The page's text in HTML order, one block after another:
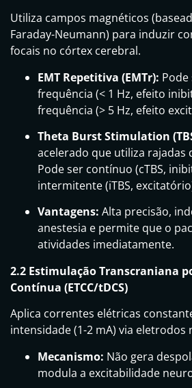
Utiliza campos magnéticos
Faraday-Neumann) para induzir
focais no córtex cerebral.
EMT Repetitiva (EMTr): Pode
frequência (< 1 Hz, efeito
frequência (> 5 Hz, efeito
Theta Burst Stimulation
acelerado que utiliza rajadas
Pode ser contínuo (cTBS,
intermitente (iTBS,
Vantagens: Alta precisão,
anestesia e permite que o
atividades imediatamente.
2.2 Estimulação Transcraniana
Contínua (ETCC/tDCS)
Aplica correntes elétricas
intensidade (1-2 mA) via eletrodos
Mecanismo: Não gera
modula a excitabilidade